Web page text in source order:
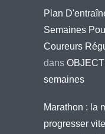
Plan
Semaines
Coureurs
dans
semaines
Marathon : la
progresser vite